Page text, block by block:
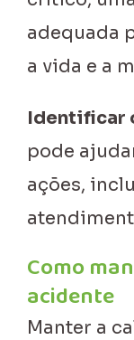
adequada
a vida e a
Identificar
pode
ações,
Como
acidente
Manter a